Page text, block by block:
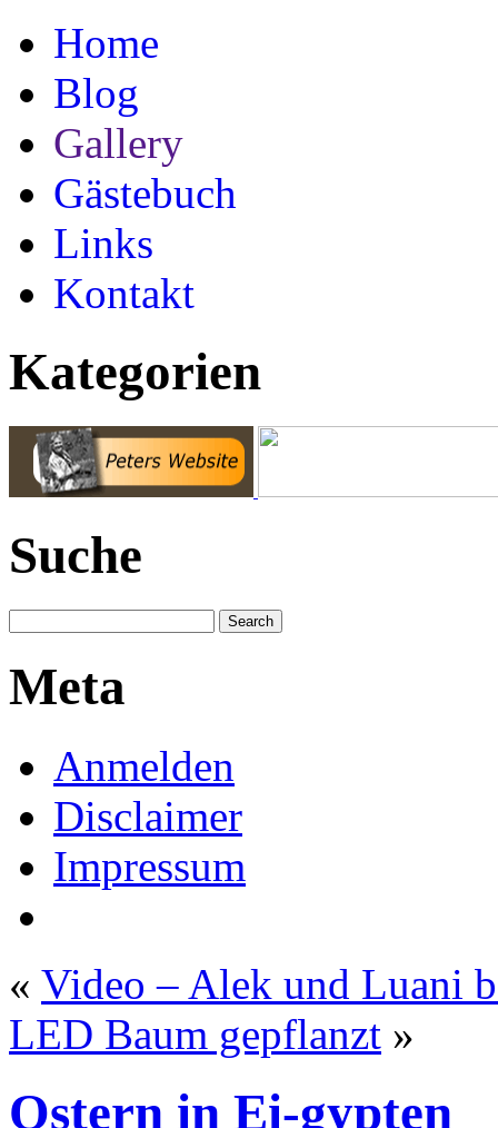
Home
Blog
Gallery
Gästebuch
Links
Kontakt
Kategorien
Suche
Meta
Anmelden
Disclaimer
Impressum
« Video – Alek und Luani
LED Baum gepflanzt »
Ostern in Ei-gypten